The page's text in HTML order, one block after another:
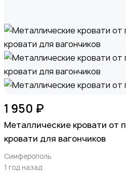
1 950 ₽
Металлические кровати от
кровати для вагончиков
Симферополь
1 год назад